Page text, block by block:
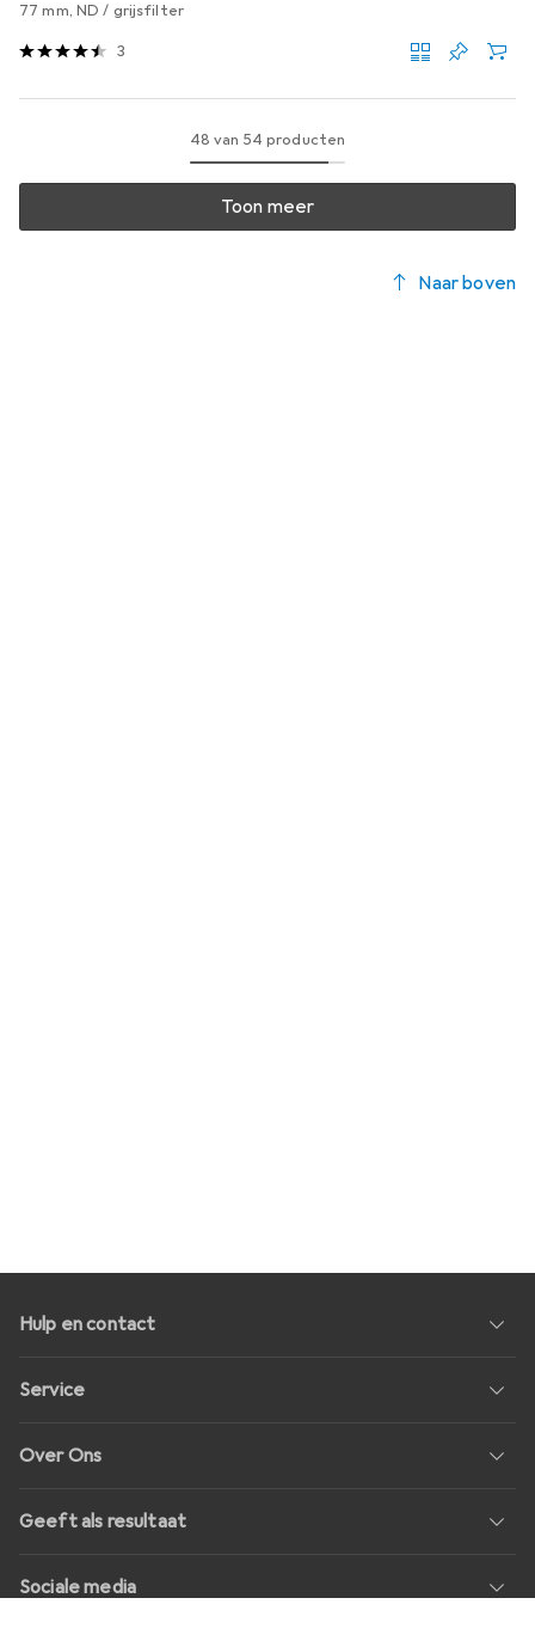
77 mm, ND / grijsfilter
3
48 van 54 producten
Toon meer
Naar boven
Hulp en contact
Service
Over Ons
Geeft als resultaat
Sociale media